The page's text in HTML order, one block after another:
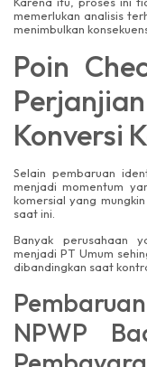
memerlukan analisis
menimbulkan
Poin
Konversi
Selain pembaruan
menjadi momentum
komersial yang
saat ini.
Banyak perusahaan
menjadi PT Umum
dibandingkan saat
NPWP